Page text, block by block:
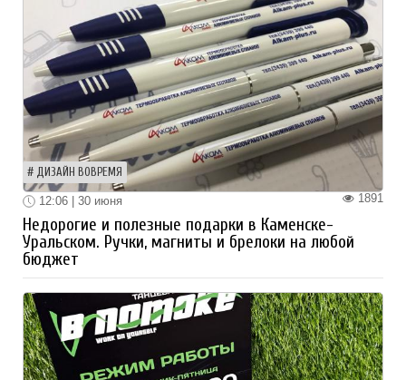
ДИЗАЙН ВОВРЕМЯ
1891
12:06 | 30 июня
Недорогие и полезные подарки в Каменске-
Уральском. Ручки, магниты и брелоки на любой
бюджет